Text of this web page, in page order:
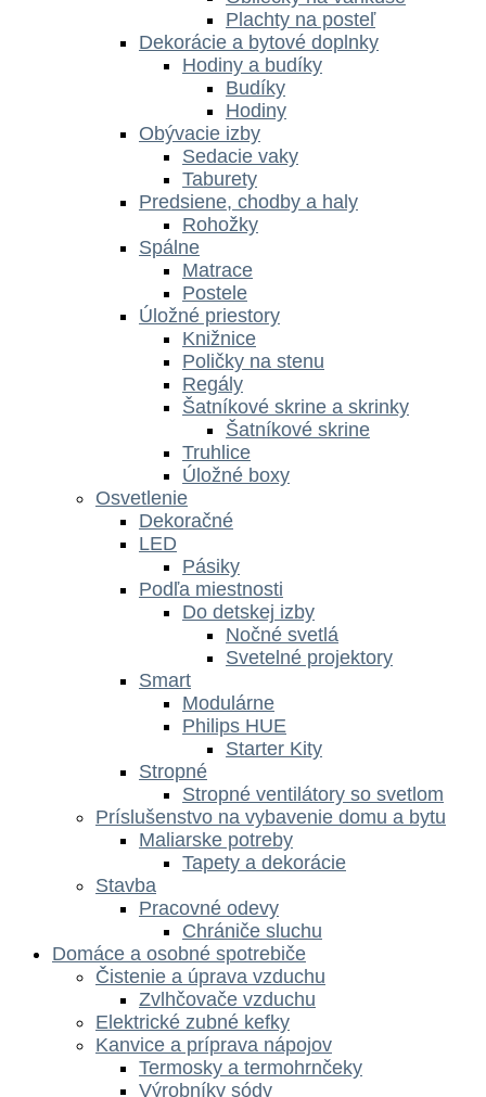
Plachty na posteľ
Dekorácie a bytové doplnky
Hodiny a budíky
Budíky
Hodiny
Obývacie izby
Sedacie vaky
Taburety
Predsiene, chodby a haly
Rohožky
Spálne
Matrace
Postele
Úložné priestory
Knižnice
Poličky na stenu
Regály
Šatníkové skrine a skrinky
Šatníkové skrine
Truhlice
Úložné boxy
Osvetlenie
Dekoračné
LED
Pásiky
Podľa miestnosti
Do detskej izby
Nočné svetlá
Svetelné projektory
Smart
Modulárne
Philips HUE
Starter Kity
Stropné
Stropné ventilátory so svetlom
Príslušenstvo na vybavenie domu a bytu
Maliarske potreby
Tapety a dekorácie
Stavba
Pracovné odevy
Chrániče sluchu
Domáce a osobné spotrebiče
Čistenie a úprava vzduchu
Zvlhčovače vzduchu
Elektrické zubné kefky
Kanvice a príprava nápojov
Termosky a termohrnčeky
Výrobníky sódy